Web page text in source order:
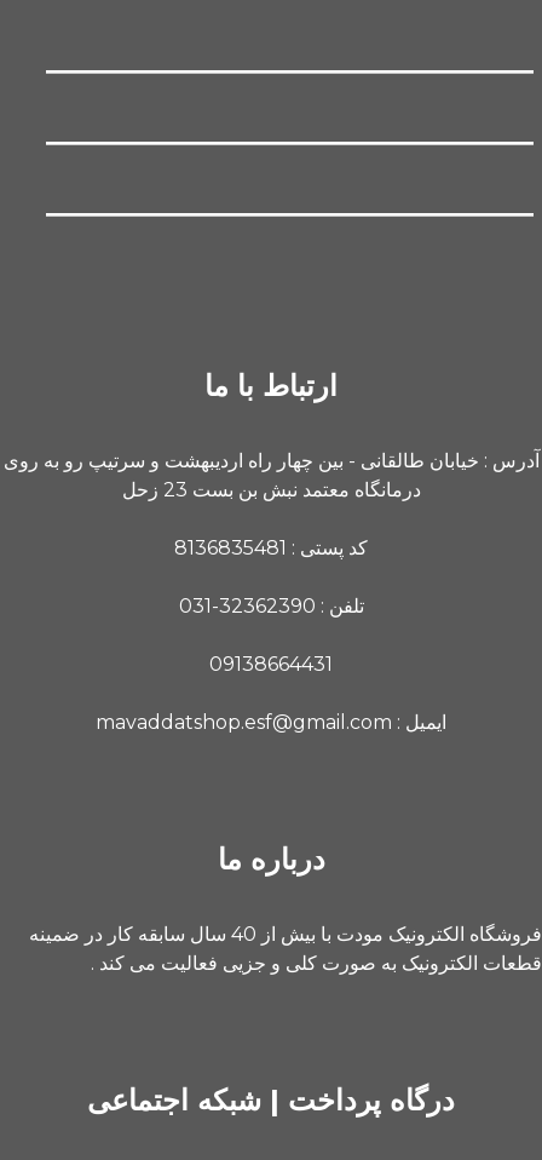
ارتباط با ما
آدرس : خیابان طالقانی - بین چهار راه اردیبهشت و سرتیپ رو به روی
درمانگاه معتمد نبش بن بست 23 زحل
کد پستی : 8136835481
تلفن : 32362390-031
09138664431
ایمیل : mavaddatshop.esf@gmail.com
درباره ما
فروشگاه الکترونیک مودت با بیش از 40 سال سابقه کار در ضمینه
قطعات الکترونیک به صورت کلی و جزیی فعالیت می کند .
درگاه پرداخت | شبکه اجتماعی